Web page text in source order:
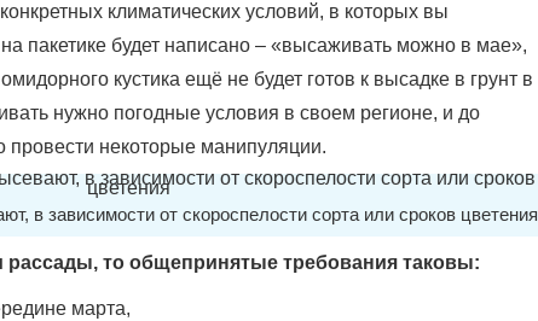
климатических условий, в которых вы
пакетике будет написано – «высаживать можно в мае»,
кустика ещё не будет готов к высадке в грунт в
нужно погодные условия в своем регионе, и до
провести некоторые манипуляции.
в зависимости от скороспелости сорта или сроков цветения
рассады, то общепринятые требования таковы:
марта,